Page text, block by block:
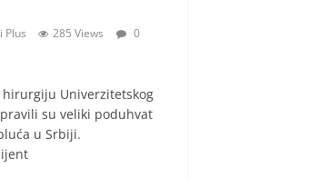
Plus 285 Views
0
Univerzitetskog
su veliki poduhvat
u Srbiji.